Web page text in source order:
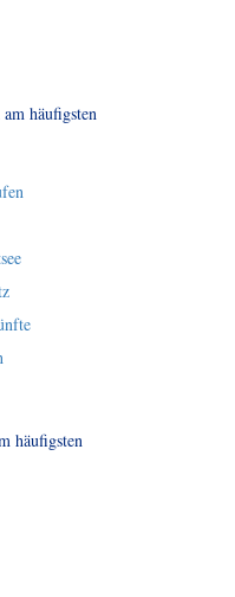
häufigsten
häufigsten